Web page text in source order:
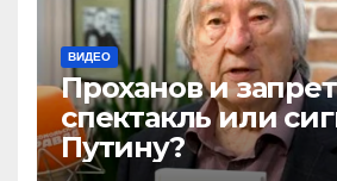
ВИДЕО
Проханов и
спектакль или
Путину?